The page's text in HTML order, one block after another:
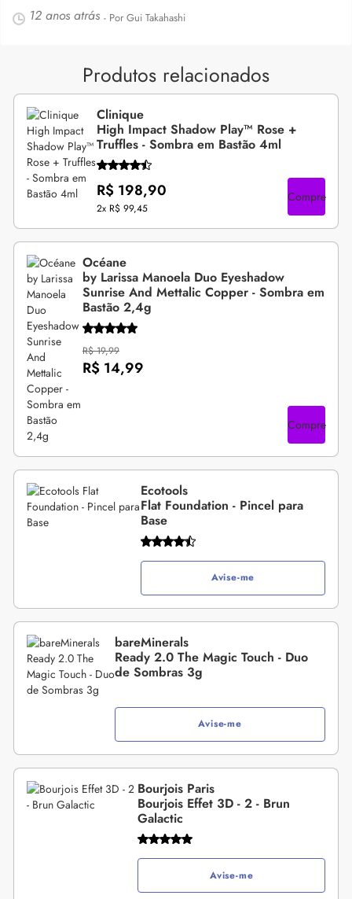
12 anos atrás - Por Gui Takahashi
Produtos relacionados
Clinique
High Impact Shadow Play™ Rose +
Truffles - Sombra em Bastão 4ml
R$ 198,90
2x R$ 99,45
Compre
Océane
by Larissa Manoela Duo Eyeshadow
Sunrise And Mettalic Copper - Sombra em
Bastão 2,4g
R$ 19,99
R$ 14,99
Compre
Ecotools
Flat Foundation - Pincel para
Base
Avise-me
bareMinerals
Ready 2.0 The Magic Touch - Duo
de Sombras 3g
Avise-me
Bourjois Paris
Bourjois Effet 3D - 2 - Brun
Galactic
Avise-me